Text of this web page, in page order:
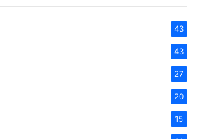
43
43
27
20
15